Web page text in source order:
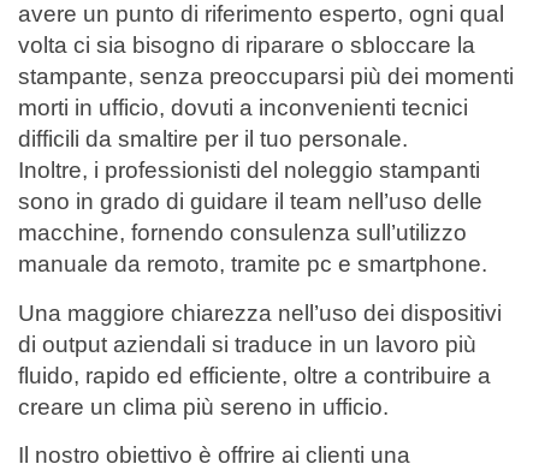
avere un punto di riferimento esperto, ogni qual
volta ci sia bisogno di riparare o sbloccare la
stampante, senza preoccuparsi più dei momenti
morti in ufficio, dovuti a inconvenienti tecnici
difficili da smaltire per il tuo personale.
Inoltre, i professionisti del noleggio stampanti
sono in grado di guidare il team nell’uso delle
macchine, fornendo consulenza sull’utilizzo
manuale da remoto, tramite pc e smartphone.
Una maggiore chiarezza nell’uso dei dispositivi
di output aziendali si traduce in un lavoro più
fluido, rapido ed efficiente, oltre a contribuire a
creare un clima più sereno in ufficio.
Il nostro obiettivo è offrire ai clienti una